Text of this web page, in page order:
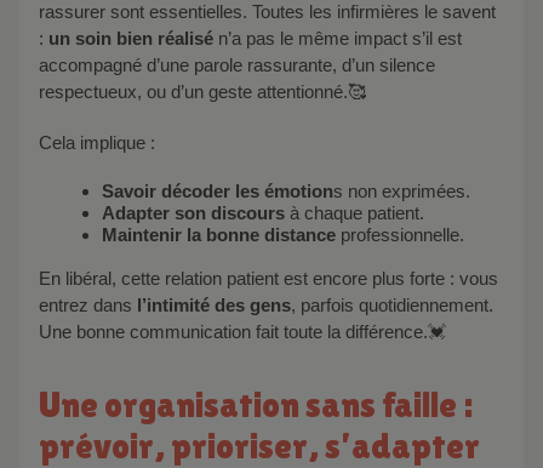
rassurer sont essentielles. Toutes les infirmières le savent
: un soin bien réalisé n’a pas le même impact s’il est
accompagné d’une parole rassurante, d’un silence
respectueux, ou d’un geste attentionné.🥰
Cela implique :
Savoir décoder les émotions non exprimées.
Adapter son discours à chaque patient.
Maintenir la bonne distance professionnelle.
En libéral, cette relation patient est encore plus forte : vous
entrez dans l’intimité des gens, parfois quotidiennement.
Une bonne communication fait toute la différence.💓
Une organisation sans faille :
prévoir, prioriser, s’adapter